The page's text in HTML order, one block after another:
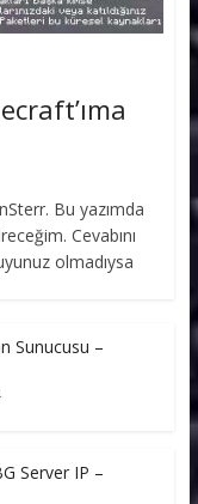
Bu yazımda
Cevabını
olmadıysa
Sunucusu –
Server IP –